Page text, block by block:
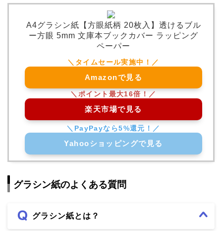
A4グラシン紙【方眼紙柄 20枚入】透けるブル
ー方眼 5mm 文庫本ブックカバー ラッピング
ペーパー
Amazonで見る
楽天市場で見る
Yahooショッピングで見る
グラシン紙のよくある質問
グラシン紙とは？